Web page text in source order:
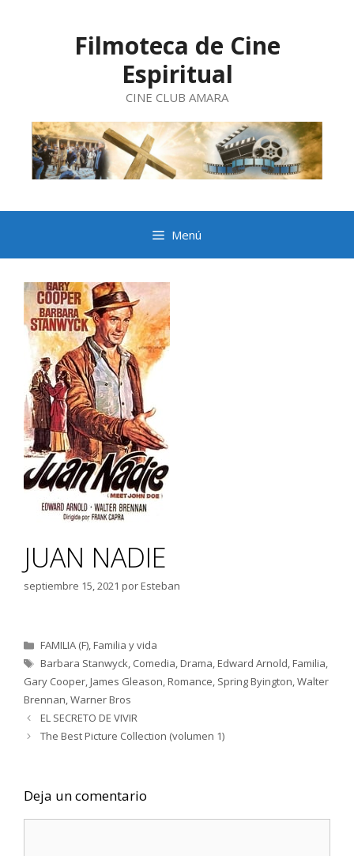
Filmoteca de Cine
Espiritual
CINE CLUB AMARA
Menú
JUAN NADIE
septiembre 15, 2021 porEsteban
Categorías
FAMILIA (F),Familia y vida
Etiquetas
Barbara Stanwyck, Comedia,Drama,Edward Arnold,Familia,
Gary Cooper,James Gleason,Romance, Spring Byington,Walter
Brennan,Warner Bros
EL SECRETO DE VIVIR
The Best Picture Collection (volumen 1)
Deja un comentario